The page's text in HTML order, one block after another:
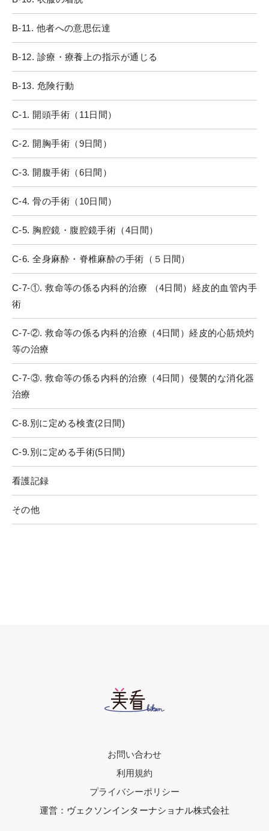
B-11. 他者への意思伝達
B-12. 診療・療養上の指示が通じる
B-13. 危険行動
C-1. 開頭手術（11日間）
C-2. 開胸手術（9日間）
C-3. 開腹手術（6日間）
C-4. 骨の手術（10日間）
C-5. 胸腔鏡・腹腔鏡手術（4日間）
C-6. 全身麻酔・脊椎麻酔の手術（５日間）
C-7-①. 救命等の係る内科的治療 （4日間）経皮的血管内手
術
C-7-②. 救命等の係る内科的治療（4日間）経皮的心筋焼灼
等の治療
C-7-③. 救命等の係る内科的治療（4日間）侵襲的な消化器
治療
C-8.別に定める検査(2日間)
C-9.別に定める手術(5日間)
看護記録
その他
お問い合わせ
利用規約
プライバシーポリシー
運営：ヴェクソンインターナショナル株式会社